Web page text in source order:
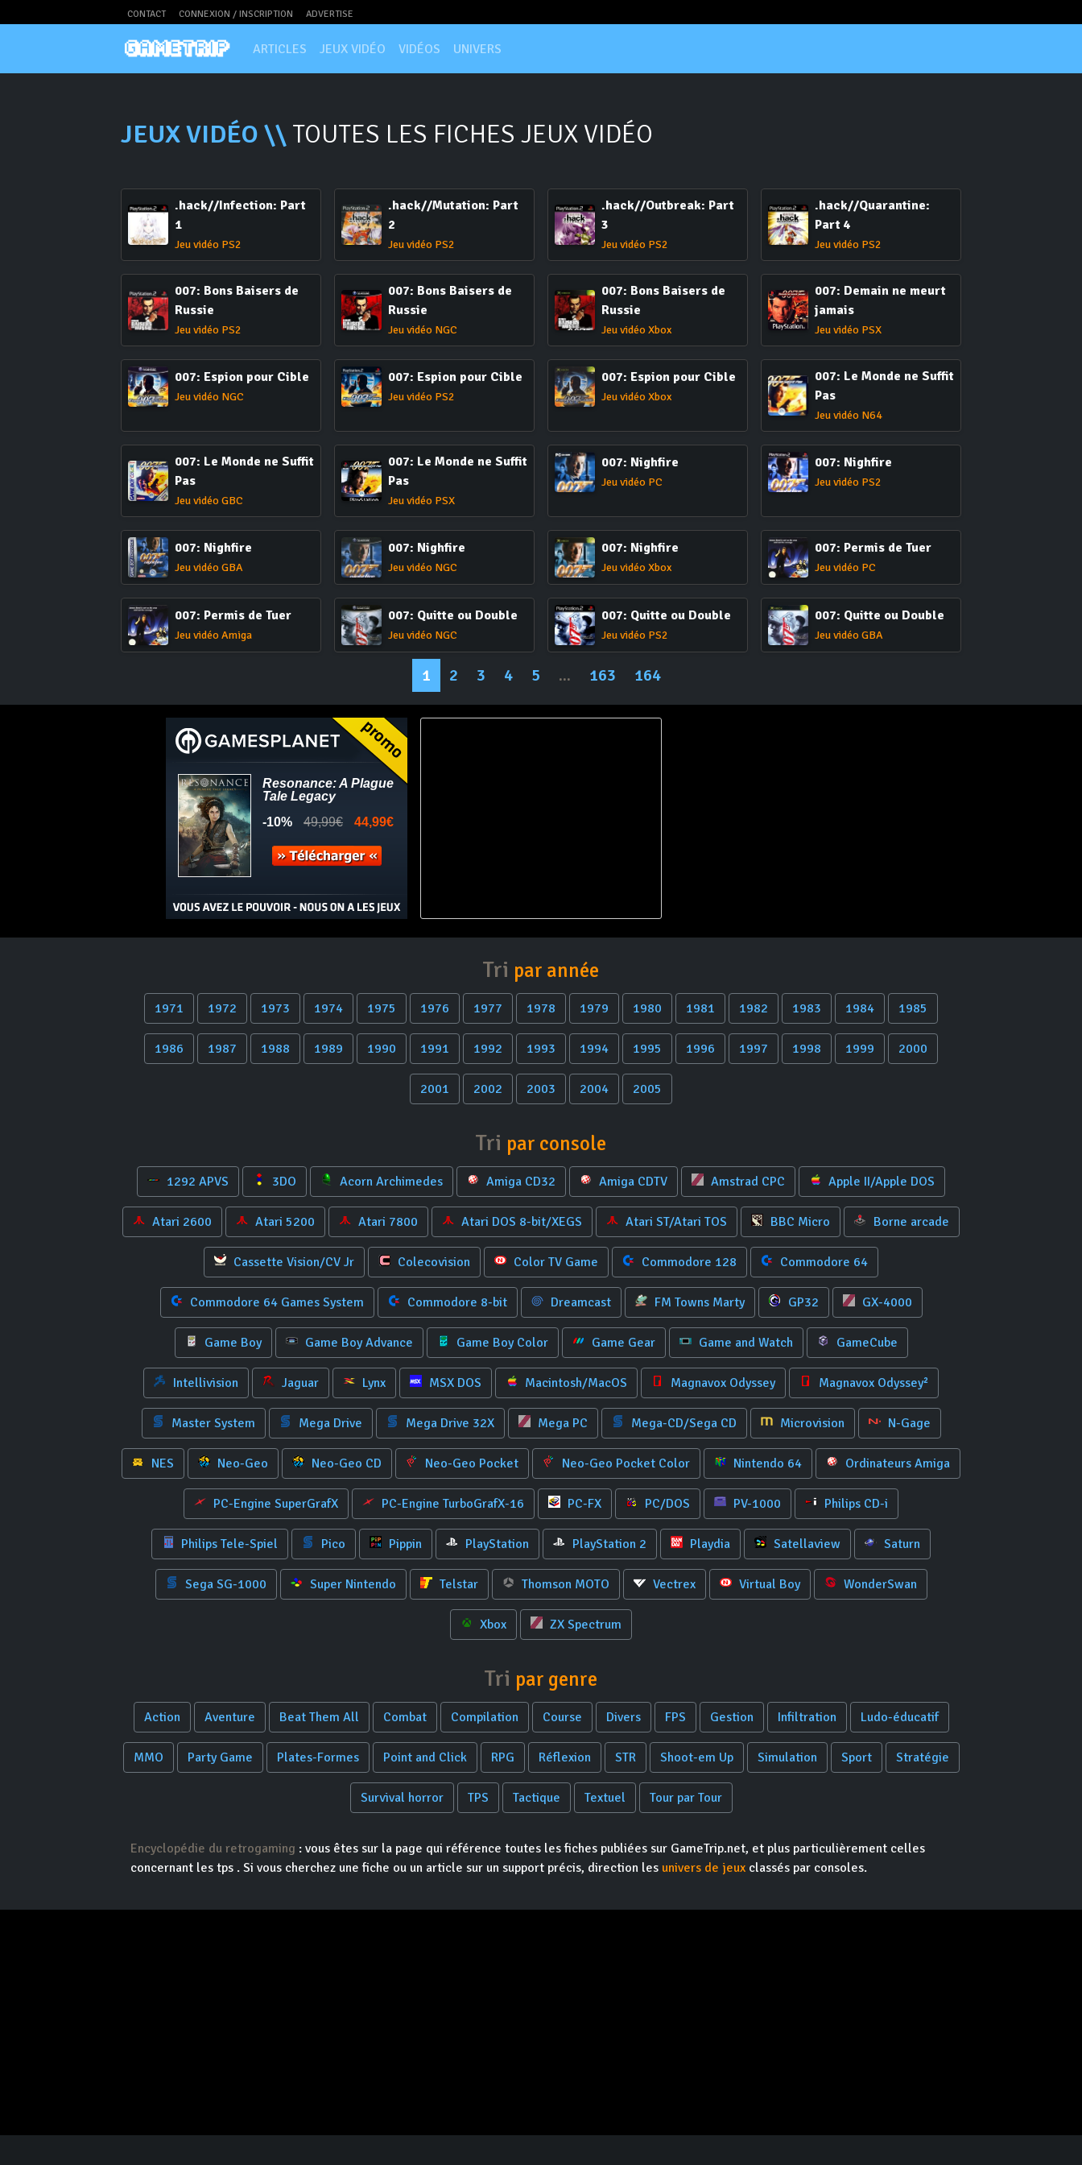
CONTACT CONNEXION / INSCRIPTION ADVERTISE
ARTICLES JEUX VIDÉO VIDÉOS UNIVERS
JEUX VIDÉO \\ TOUTES LES FICHES JEUX VIDÉO
.hack//Infection: Part
1
Jeu vidéo PS2
.hack//Mutation: Part
2
Jeu vidéo PS2
.hack//Outbreak: Part
3
Jeu vidéo PS2
.hack//Quarantine:
Part 4
Jeu vidéo PS2
007: Bons Baisers de
Russie
Jeu vidéo PS2
007: Bons Baisers de
Russie
Jeu vidéo NGC
007: Bons Baisers de
Russie
Jeu vidéo Xbox
007: Demain ne meurt
jamais
Jeu vidéo PSX
007: Espion pour Cible
Jeu vidéo NGC
007: Espion pour Cible
Jeu vidéo PS2
007: Espion pour Cible
Jeu vidéo Xbox
007: Le Monde ne Suffit
Pas
Jeu vidéo N64
007: Le Monde ne Suffit
Pas
Jeu vidéo GBC
007: Le Monde ne Suffit
Pas
Jeu vidéo PSX
007: Nighfire
Jeu vidéo PC
007: Nighfire
Jeu vidéo PS2
007: Nighfire
Jeu vidéo GBA
007: Nighfire
Jeu vidéo NGC
007: Nighfire
Jeu vidéo Xbox
007: Permis de Tuer
Jeu vidéo PC
007: Permis de Tuer
Jeu vidéo Amiga
007: Quitte ou Double
Jeu vidéo NGC
007: Quitte ou Double
Jeu vidéo PS2
007: Quitte ou Double
Jeu vidéo GBA
1 2 3 4 5 ... 163 164
Tri par année
1971 1972 1973 1974 1975 1976 1977 1978 1979 1980 1981 1982 1983 1984 1985
1986 1987 1988 1989 1990 1991 1992 1993 1994 1995 1996 1997 1998 1999 2000
2001 2002 2003 2004 2005
Tri par console
1292 APVS 3DO Acorn Archimedes Amiga CD32 Amiga CDTV Amstrad CPC Apple II/Apple DOS
Atari 2600 Atari 5200 Atari 7800 Atari DOS 8-bit/XEGS Atari ST/Atari TOS BBC Micro Borne arcade
Cassette Vision/CV Jr Colecovision Color TV Game Commodore 128 Commodore 64
Commodore 64 Games System Commodore 8-bit Dreamcast FM Towns Marty GP32 GX-4000
Game Boy Game Boy Advance Game Boy Color Game Gear Game and Watch GameCube
Intellivision Jaguar Lynx MSX DOS Macintosh/MacOS Magnavox Odyssey Magnavox Odyssey²
Master System Mega Drive Mega Drive 32X Mega PC Mega-CD/Sega CD Microvision N-Gage
NES Neo-Geo Neo-Geo CD Neo-Geo Pocket Neo-Geo Pocket Color Nintendo 64 Ordinateurs Amiga
PC-Engine SuperGrafX PC-Engine TurboGrafX-16 PC-FX PC/DOS PV-1000 Philips CD-i
Philips Tele-Spiel Pico Pippin PlayStation PlayStation 2 Playdia Satellaview Saturn
Sega SG-1000 Super Nintendo Telstar Thomson MOTO Vectrex Virtual Boy WonderSwan
Xbox ZX Spectrum
Tri par genre
Action Aventure Beat Them All Combat Compilation Course Divers FPS Gestion Infiltration Ludo-éducatif
MMO Party Game Plates-Formes Point and Click RPG Réflexion STR Shoot-em Up Simulation Sport Stratégie
Survival horror TPS Tactique Textuel Tour par Tour
Encyclopédie du retrogaming : vous êtes sur la page qui référence toutes les fiches publiées sur GameTrip.net, et plus particulièrement celles
concernant les tps . Si vous cherchez une fiche ou un article sur un support précis, direction les univers de jeux classés par consoles.